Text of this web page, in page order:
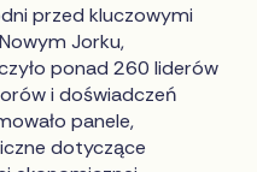
przed kluczowymi
Jorku,
ponad 260 liderów
i doświadczeń
panele,
dotyczące